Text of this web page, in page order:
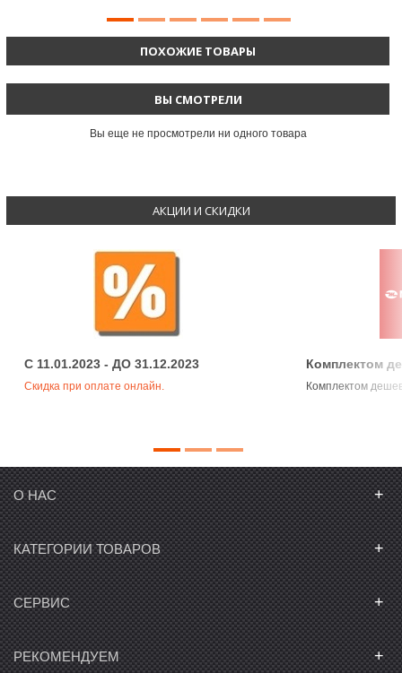
ПОХОЖИЕ ТОВАРЫ
ВЫ СМОТРЕЛИ
Вы еще не просмотрели ни одного товара
АКЦИИ И СКИДКИ
C 11.01.2023 - ДО 31.12.2023
Скидка при оплате онлайн.
Комплектом
Комплектом
О НАС +
КАТЕГОРИИ ТОВАРОВ +
СЕРВИС +
РЕКОМЕНДУЕМ +